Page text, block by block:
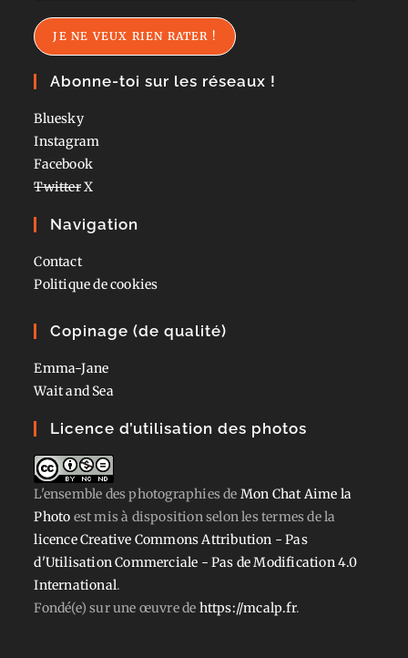
mail
JE NE VEUX RIEN RATER !
Abonne-toi sur les réseaux !
Bluesky
Instagram
Facebook
TwitterX
Navigation
Contact
Politique de cookies
Copinage (de qualité)
Emma-Jane
Wait and Sea
Licence d’utilisation des photos
L'ensemble des photographiesde Mon Chat Aime la
Photo est mis à disposition selon les termes de la
licence Creative Commons Attribution - Pas
d'Utilisation Commerciale - Pas de Modification 4.0
International.
Fondé(e) sur une œuvre de https://mcalp.fr.